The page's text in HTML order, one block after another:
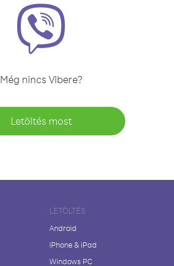
Még nincs Vibere?
Letöltés most
LETÖLTÉS
Android
iPhone & iPad
Windows PC